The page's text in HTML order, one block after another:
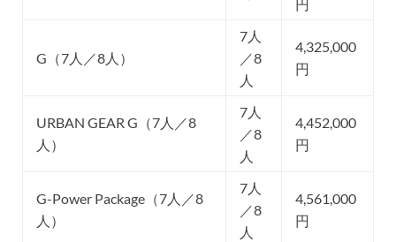
円
G（7人／8人）
7人
／8
人
4,325,000
円
URBAN GEAR G（7人／8
人）
7人
／8
人
4,452,000
円
G-Power Package（7人／8
人）
7人
／8
人
4,561,000
円